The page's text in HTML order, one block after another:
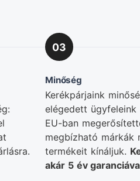
03
Minőség
Kerékpárjaink
elégedett ügyfeleink
EU-ban
megbízható márkák
termékeit kínáljuk.
akár 5 év